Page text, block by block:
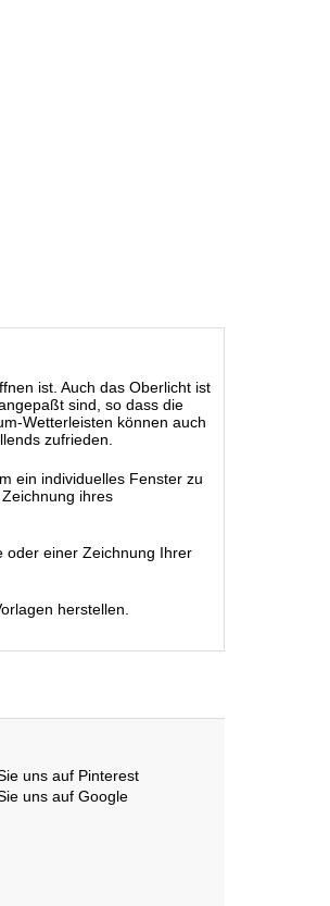
ist. Auch das Oberlicht ist
sind, so dass die
Wetterleisten können auch
zufrieden.
ein individuelles Fenster zu
ihres
oder einer Zeichnung Ihrer
herstellen.
uns auf Pinterest
uns auf Google